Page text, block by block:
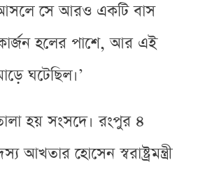
আসলে সে আরও একটি বাস
হলের পাশে, আর এই
ঘটেছিল।’
হয় সংসদে। রংপুর ৪
হোসেন স্বরাষ্ট্রমন্ত্রী